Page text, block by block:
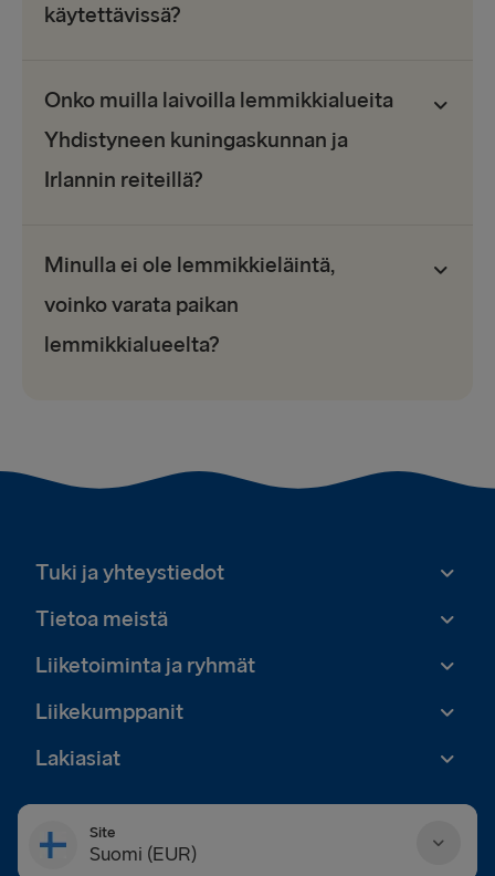
käytettävissä?
Onko muilla laivoilla lemmikkialueita
Yhdistyneen kuningaskunnan ja
Irlannin reiteillä?
Minulla ei ole lemmikkieläintä,
voinko varata paikan
lemmikkialueelta?
Tuki ja yhteystiedot
Tietoa meistä
Liiketoiminta ja ryhmät
Liikekumppanit
Lakiasiat
Site
Suomi (EUR)